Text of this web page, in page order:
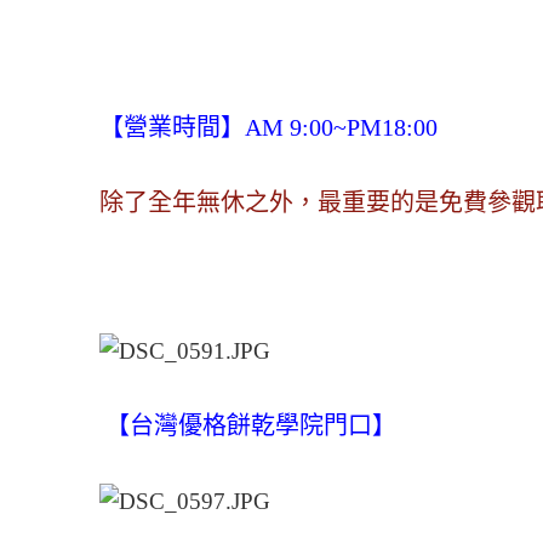
【營業時間】AM 9:00~PM18:00
除了全年無休之外，最重要的是免費參觀
【台灣優格餅乾學院門口】